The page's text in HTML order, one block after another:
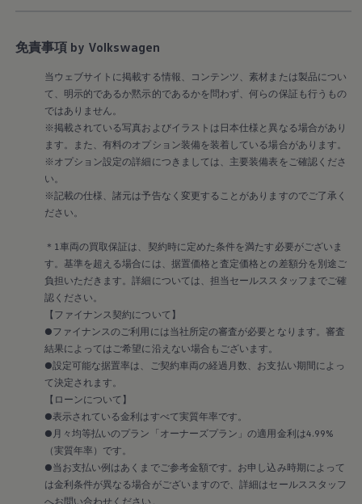
お客様情報
警告灯とインジケーターランプ
特定整備情報
ユーザーガイド
運転上の注意
自動車リサイクル法
ロイヤリティプログラム
安心プログラム
延長保証ウォルフィサポート
認定中古車
“Certified Pre-Owned”の品質とは
延長保証サービスガイド
9つの約束
スマート買取
キャンペーン/ファイナンスプログラム
フォルクスワーゲンについて
企業情報
会社概要
会社概要EN
採用情報
正規ディーラー地域別採用情報
倫理・リスク管理・コンプライアンス
プレスリリース
2025
2024
2023
2022
2021
免責事項 by Volkswagen
当ウェブサイトに掲載する情報、コンテンツ、素材または製品につい
て、明示的であるか黙示的であるかを問わず、何らの保証も行うもの
ではありません。
※掲載されている写真およびイラストは日本仕様と異なる場合があり
ます。また、有料のオプション装備を装着している場合があります。
※オプション設定の詳細につきましては、主要装備表をご確認くださ
い。
※記載の仕様、諸元は予告なく変更することがありますのでご了承く
ださい。
＊1車両の買取保証は、契約時に定めた条件を満たす必要がございま
す。基準を超える場合には、据置価格と査定価格との差額分を別途ご
負担いただきます。詳細については、担当セールススタッフまでご確
認ください。
【ファイナンス契約について】
●ファイナンスのご利用には当社所定の審査が必要となります。審査
結果によってはご希望に沿えない場合もございます。
●設定可能な据置率は、ご契約車両の経過月数、お支払い期間によっ
て決定されます。
【ローンについて】
●表示されている金利はすべて実質年率です。
●月々均等払いのプラン「オーナーズプラン」の適用金利は4.99%
（実質年率）です。
●当お支払い例はあくまでご参考金額です。お申し込み時期によって
は金利条件が異なる場合がございますので、詳細はセールススタッフ
へお問い合わせください。